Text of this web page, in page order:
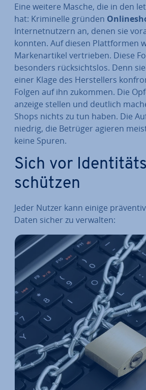
Eine weitere Masche, die in den
hat: Kri­mi­nel­le gründen
In­ter­net­nut­zern an, denen sie
konnten. Auf diesen Platt­for­men
Mar­ken­ar­ti­kel ver­trie­ben. Diese
besonders rück­sichts­los. Denn
einer Klage des Her­stel­lers
Folgen auf ihn zukommen. Die
an­zei­ge stellen und deutlich
Shops nichts zu tun haben. Die
niedrig, die Betrüger agieren
keine Spuren.
Sich vor
schützen
Jeder Nutzer kann einige
Daten sicher zu verwalten: